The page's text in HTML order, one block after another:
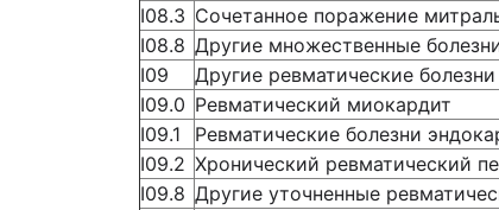
I08.3 Сочетанное поражение
I08.8 Другие множественные
I09
Другие ревматические
I09.0 Ревматический миокардит
I09.1
Ревматические болезни
I09.2 Хронический ревматический
I09.8 Другие уточненные